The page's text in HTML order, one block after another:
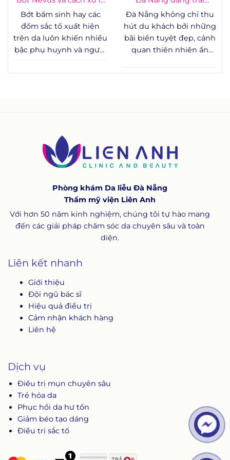
đến yếu tố thẩm mỹ,
một số trường hợp bớt
mạch máu còn liên quan
đến các vấn đề y khoa
cần được theo dõi sát
an toàn
Bớt bẩm sinh hay các
đốm sắc tố xuất hiện
trên da luôn khiến nhiều
bậc phụ huynh và người
khoăn: đây là hiện tượng
gì, nevi là gì, cơ chế hình
thành, cách phân loại
bớt nevus và các
được áp dụng phổ biến
trên thế giới.
nghiệm
Đà Nẵng không chỉ thu
hút du khách bởi những
bãi biển tuyệt đẹp, cảnh
quan thiên nhiên ấn
năng động, mà còn là
Phòng khám Da liễu Đà Nẵng
Thẩm mỹ viện Liên Anh
Với hơn 50 năm kinh nghiệm, chúng tôi tự hào mang
đến các giải pháp chăm sóc da chuyên sâu và toàn
diện.
Liên kết nhanh
Giới thiệu
Đội ngũ bác sĩ
Hiệu quả điều trị
Cảm nhận khách hàng
Liên hệ
Dịch vụ
Điều trị mụn chuyên sâu
Trẻ hóa da
Phục hồi da hư tổn
Giảm béo tạo dáng
Điều trị sắc tố